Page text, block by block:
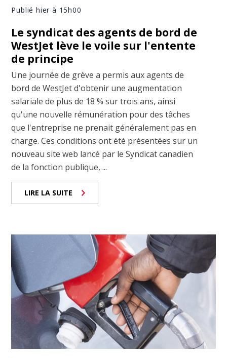
Publié hier à 15h00
Le syndicat des agents de bord de
WestJet lève le voile sur l'entente
de principe
Une journée de grève a permis aux agents de
bord de WestJet d'obtenir une augmentation
salariale de plus de 18 % sur trois ans, ainsi
qu'une nouvelle rémunération pour des tâches
que l'entreprise ne prenait généralement pas en
charge. Ces conditions ont été présentées sur un
nouveau site web lancé par le Syndicat canadien
de la fonction publique, ...
LIRE LA SUITE